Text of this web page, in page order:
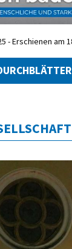
- Erschienen am